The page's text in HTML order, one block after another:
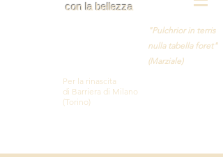
con la bellezza
"Pulchrior in terris
nulla tabella foret"
(Marziale)
Per la rinascita
di Barriera di Milano
(Torino)